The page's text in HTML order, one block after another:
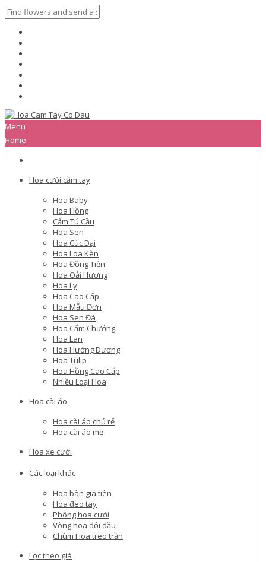
Menu
Home
Hoa cưới cầm tay
Hoa Baby
Hoa Hồng
Cẩm Tú Cầu
Hoa Sen
Hoa Cúc Dại
Hoa Loa Kèn
Hoa Đồng Tiền
Hoa Oải Hương
Hoa Ly
Hoa Cao Cấp
Hoa Mẫu Đơn
Hoa Sen Đá
Hoa Cẩm Chướng
Hoa Lan
Hoa Hướng Dương
Hoa Tulip
Hoa Hồng Cao Cấp
Nhiều Loại Hoa
Hoa cài áo
Hoa cài áo chú rể
Hoa cài áo mẹ
Hoa xe cưới
Các loại khác
Hoa bàn gia tiên
Hoa đeo tay
Phông hoa cưới
Vòng hoa đội đầu
Chùm Hoa treo trần
Lọc theo giá